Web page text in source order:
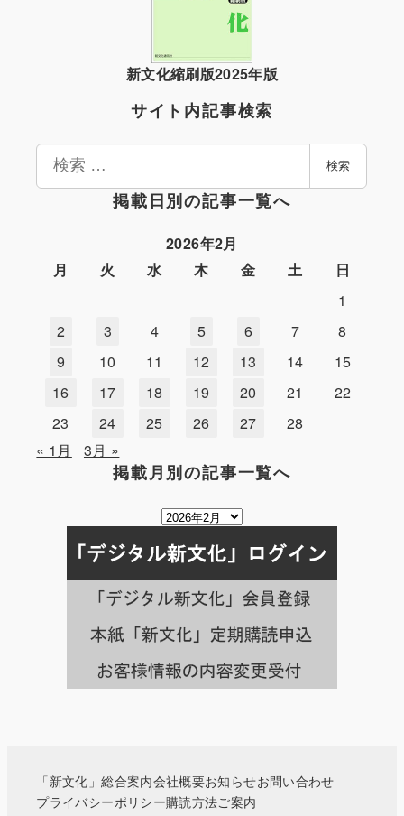
新文化縮刷版2025年版
サイト内記事検索
検
検索
掲載日別の記事一覧へ
2026年2月
月
火 水 木 金 土
日
1
2
3 4 5 6 7
8
9
10 11 12 13 14
15
16
17 18 19 20 21
22
23
24 25 26 27
28
« 1月
3月 »
掲載月別の記事一覧へ
掲
月
別
の
事
一
覧
「新文化」総合案内会社概要お知らせお問い合わせ
プライバシーポリシー購読方法ご案内